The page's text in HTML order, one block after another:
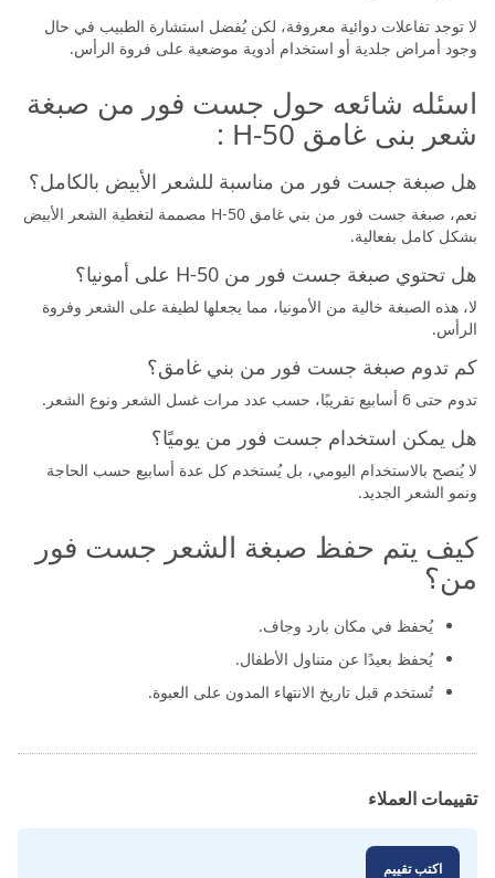
لا توجد تفاعلات دوائية معروفة، لكن يُفضل استشارة الطبيب في حال
وجود أمراض جلدية أو استخدام أدوية موضعية على فروة الرأس.
اسئله شائعه حول جست فور من صبغة
شعر بنى غامق H-50 :
هل صبغة جست فور من مناسبة للشعر الأبيض بالكامل؟
نعم، صبغة جست فور من بني غامق H-50 مصممة لتغطية الشعر الأبيض
بشكل كامل بفعالية.
هل تحتوي صبغة جست فور من H-50 على أمونيا؟
لا، هذه الصبغة خالية من الأمونيا، مما يجعلها لطيفة على الشعر وفروة
الرأس.
كم تدوم صبغة جست فور من بني غامق؟
تدوم حتى 6 أسابيع تقريبًا، حسب عدد مرات غسل الشعر ونوع الشعر.
هل يمكن استخدام جست فور من يوميًا؟
لا يُنصح بالاستخدام اليومي، بل يُستخدم كل عدة أسابيع حسب الحاجة
ونمو الشعر الجديد.
كيف يتم حفظ صبغة الشعر جست فور
من؟
يُحفظ في مكان بارد وجاف.
يُحفظ بعيدًا عن متناول الأطفال.
تُستخدم قبل تاريخ الانتهاء المدون على العبوة.
تقييمات العملاء
اكتب تقييم